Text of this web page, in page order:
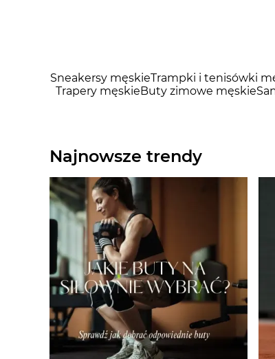
Sneakersy męskieTrampki i tenisówki
Trapery męskieButy zimowe męskie
Najnowsze trendy